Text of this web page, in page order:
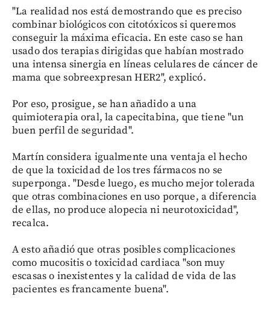
"La realidad nos está demostrando que es preciso
combinar biológicos con citotóxicos si queremos
conseguir la máxima eficacia. En este caso se han
usado dos terapias dirigidas que habían mostrado
una intensa sinergia en líneas celulares de cáncer de
mama que sobreexpresan HER2", explicó.
Por eso, prosigue, se han añadido a una
quimioterapia oral, la capecitabina, que tiene "un
buen perfil de seguridad".
Martín considera igualmente una ventaja el hecho
de que la toxicidad de los tres fármacos no se
superponga. "Desde luego, es mucho mejor tolerada
que otras combinaciones en uso porque, a diferencia
de ellas, no produce alopecia ni neurotoxicidad",
recalca.
A esto añadió que otras posibles complicaciones
como mucositis o toxicidad cardiaca "son muy
escasas o inexistentes y la calidad de vida de las
pacientes es francamente buena".